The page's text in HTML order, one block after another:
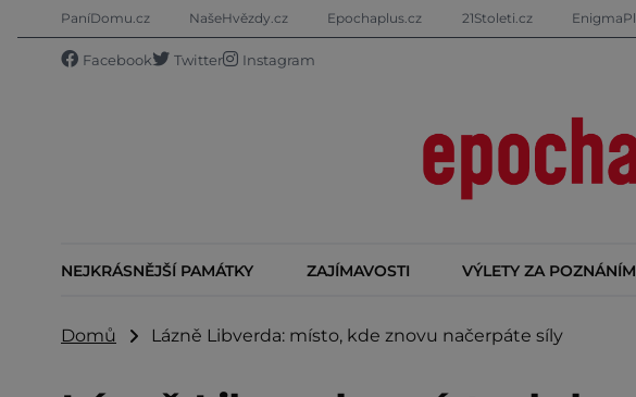
PaníDomu.cz NašeHvězdy.cz Epochaplus.cz 21Stoleti.cz
Facebook Twitter Instagram
NEJKRÁSNĚJŠÍ PAMÁTKY ZAJÍMAVOSTI VÝLETY ZA POZNÁNÍM
Domů Lázně Libverda: místo, kde znovu načerpáte síly